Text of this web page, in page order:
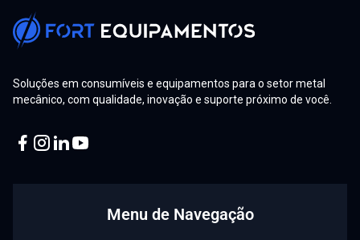
Soluções em consumíveis e equipamentos para o setor metal
mecânico, com qualidade, inovação e suporte próximo de você.
Menu de Navegação